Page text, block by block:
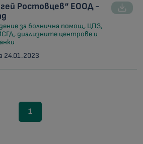
Ростовцев“ ЕООД -
за болнична помощ, ЦПЗ,
диализните центрове и
24.01.2023
1